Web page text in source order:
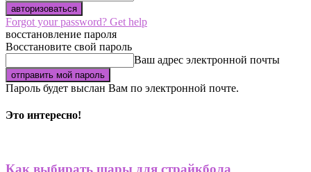
Forgot your password? Get help
восстановление пароля
Восстановите свой пароль
Ваш адрес электронной почты
Пароль будет выслан Вам по электронной почте.
Это интересно!
Как выбирать шары для страйкбола